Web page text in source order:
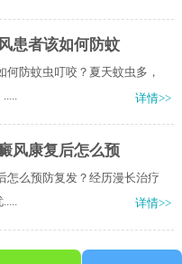
患者该如何防蚊
防蚊虫叮咬？夏天蚊虫多，
详情>>
风康复后怎么预
怎么预防复发？经历漫长治疗
详情>>